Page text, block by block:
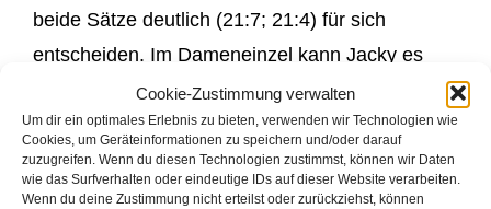
Cookie-Zustimmung verwalten
Um dir ein optimales Erlebnis zu bieten, verwenden wir Technologien wie
Cookies, um Geräteinformationen zu speichern und/oder darauf
zuzugreifen. Wenn du diesen Technologien zustimmst, können wir Daten
wie das Surfverhalten oder eindeutige IDs auf dieser Website verarbeiten.
Wenn du deine Zustimmung nicht erteilst oder zurückziehst, können
beide Sätze deutlich (21:7; 21:4) für sich
entscheiden. Im Dameneinzel kann Jacky es
ihm gleich tun. Trotz (oder wegen) leichter
Nachwehen des Vorabends geht der erste Satz
in die Verlängerung, mit 22:20 kann sie dennoch
den Satz zu ihren Gunsten entscheiden. Im